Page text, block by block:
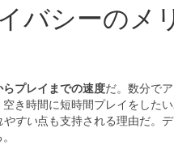
バシーのメ
らプレイまでの速度だ。数分で
き時間に短時間プレイをした
やすい点も支持される理由だ。